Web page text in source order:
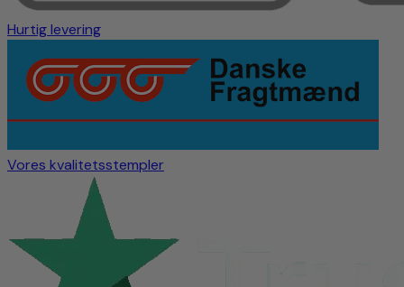
Hurtig levering
Vores kvalitetsstempler